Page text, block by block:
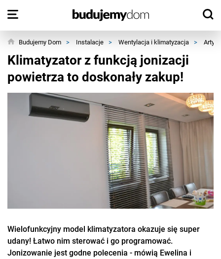
Budujemy Dom > Instalacje > Wentylacja i klimatyzacja >
Klimatyzator z funkcją jonizacji
powietrza to doskonały zakup!
Wielofunkcyjny model klimatyzatora okazuje się super
udany! Łatwo nim sterować i go programować.
Jonizowanie jest godne polecenia - mówią Ewelina i